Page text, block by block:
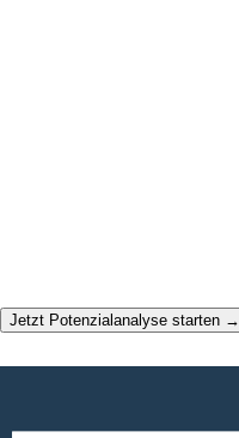
Jetzt Potenzialanalyse starten →